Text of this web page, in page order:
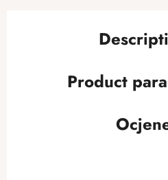
Product